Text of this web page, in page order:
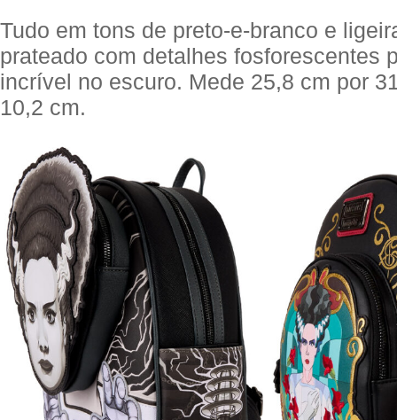
Tudo em tons de preto-e-branco e
prateado com detalhes fosforescentes
incrível no escuro. Mede 25,8 cm por
10,2 cm.